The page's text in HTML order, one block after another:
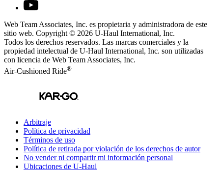
Web Team Associates, Inc. es propietaria y administradora de este
sitio web. Copyright © 2026 U-Haul International, Inc.
Todos los derechos reservados. Las marcas comerciales y la
propiedad intelectual de U-Haul International, Inc. son utilizadas
con licencia de Web Team Associates, Inc.
Air-Cushioned Ride®
Arbitraje
Política de privacidad
Términos de uso
Política de retirada por violación de los derechos de autor
No vender ni compartir mi información personal
Ubicaciones de U-Haul